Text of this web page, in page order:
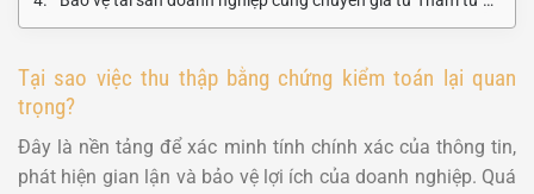
Tại sao việc thu thập bằng chứng kiểm toán lại quan
trọng?
Đây là nền tảng để xác minh tính chính xác của thông tin,
phát hiện gian lận và bảo vệ lợi ích của doanh nghiệp. Quá